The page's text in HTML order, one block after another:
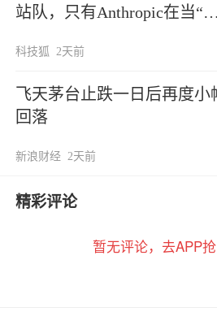
站队，只有Anthropic在当“孤
科技狐 2天前
飞天茅台止跌一日后再度小
回落
新浪财经 2天前
精彩评论
暂无评论，去APP